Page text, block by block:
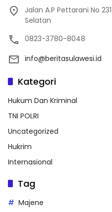
Jalan A.P Pettarani No
Selatan
0823-3780-8048
info@beritasulawesi.id
Kategori
Hukum Dan Kriminal
TNI POLRI
Uncategorized
Hukrim
Internasional
Tag
Majene